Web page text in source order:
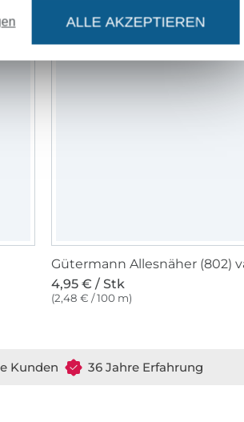
Gütermann Allesnäher (802)
4,95 € / Stk
(2,48 € / 100 m)
Kunden 36 Jahre Erfahrung
ALLE AKZEPTIEREN